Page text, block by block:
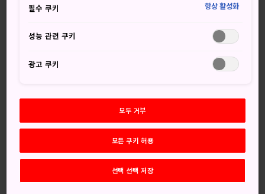
기온 마쓰리의 시초는 869년으로 거슬러 올라가며, 매년 개최
되는 일본 최대 규모의 축제입니다. 축제가 시작되면 도시는
거대한 파티장이 됩니다. 특히 몇 톤이나 되는 아름다운 장식
의 축제용 수레를 전시한 후 거리에 선보이는 7월 중순 두 시
기에 장관을 이룹니다.
놓치지 마세요
필수 쿠키 항상 활성화
성능 관련 쿠키
광고 쿠키
모두 거부
모든 쿠키 허용
선택 선택 저장